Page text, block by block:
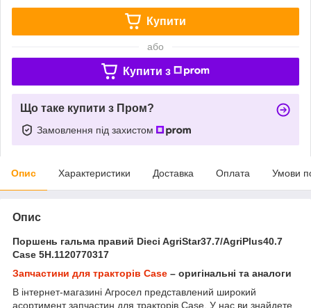
Купити
або
Купити з
Що таке купити з Пром?
Замовлення під захистом
Опис Характеристики Доставка Оплата Умови
Опис
Поршень гальма правий Dieci AgriStar37.7/AgriPlus40.7
Case 5H.1120770317
Запчастини для тракторів Case – оригінальні та аналоги
В інтернет-магазині Агросел представлений широкий
асортимент запчастин для тракторів Case. У нас ви знайдете